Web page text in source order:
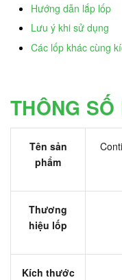
Hướng dẫn lắp lốp
Lưu ý khi sử dụng
Các lốp khác cùng
THÔNG SỐ
Tên sản
phẩm
Thương
hiệu lốp
Kích thước